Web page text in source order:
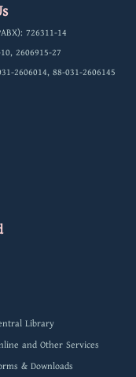
726311-14
2606915-27
2606014, 88-031-2606145
Library
and Other Services
& Downloads